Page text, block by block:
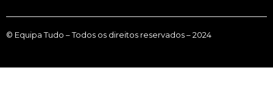
© Equipa Tudo – Todos os direitos reservados – 2024